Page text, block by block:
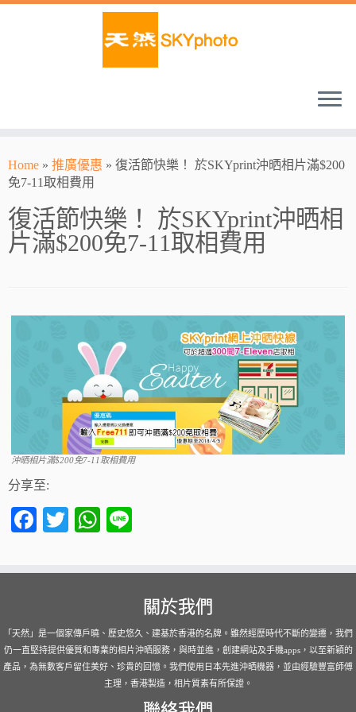
Home » 推廣優惠 » 復活節快樂！ 於SKYprint沖晒相片滿$200
免7-11取相費用
復活節快樂！ 於SKYprint沖晒相
片滿$200免7-11取相費用
沖晒相片滿$200免7-11取相費用
分享至:
Fa
bo
T
tte
W
ts
pp
關於我們
「天然」是一個家傳戶曉、歷史悠久、建基於香港的名牌。雖然經歷時代不斷的變遷，我們
仍一直堅持提供優質和專業的相片沖晒服務，與時並進，創建網站及手機apps，以至新穎的
產品，為無數客戶留住美好、珍貴的回憶。我們使用日本先進沖晒機器，並由經驗豐富師傅
主理，香港製造，相片質素有所保證。